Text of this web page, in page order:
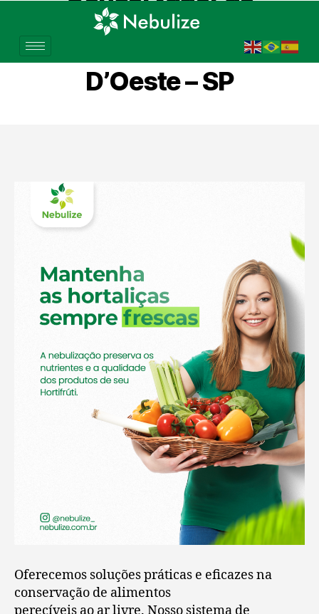
Verduras para Hortifrúti
em Santa Bárbara
D’Oeste – SP
Oferecemos soluções práticas e eficazes na
conservação de alimentos